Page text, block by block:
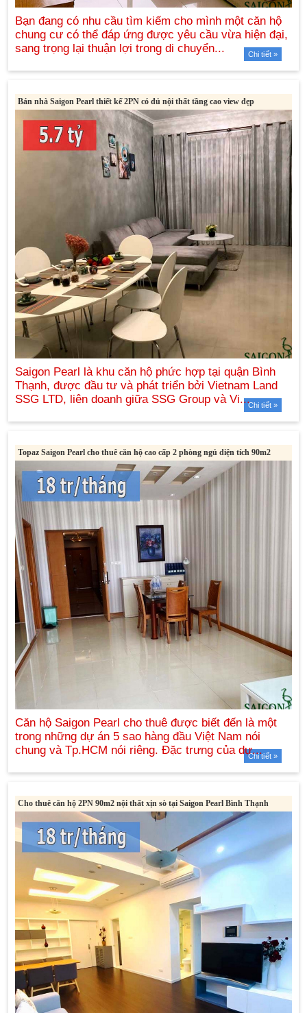
Chi tiết »
Bán nhà Saigon Pearl thiết kế 2PN có đủ nội thất tầng cao view đẹp
Chi tiết »
Topaz Saigon Pearl cho thuê căn hộ cao cấp 2 phòng ngủ diện tích 90m2
Chi tiết »
Cho thuê căn hộ 2PN 90m2 nội thất xịn sò tại Saigon Pearl Bình Thạnh